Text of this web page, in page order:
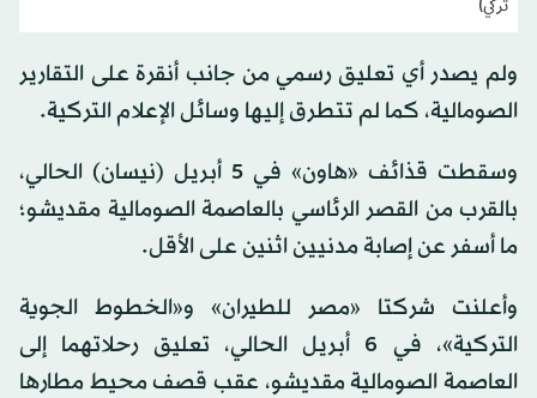
تركي)
ولم يصدر أي تعليق رسمي من جانب أنقرة على التقارير
الصومالية، كما لم تتطرق إليها وسائل الإعلام التركية.
وسقطت قذائف «هاون» في 5 أبريل (نيسان) الحالي،
بالقرب من القصر الرئاسي بالعاصمة الصومالية مقديشو؛
ما أسفر عن إصابة مدنيين اثنين على الأقل.
وأعلنت شركتا «مصر للطيران» و«الخطوط الجوية
التركية»، في 6 أبريل الحالي، تعليق رحلاتهما إلى
العاصمة الصومالية مقديشو، عقب قصف محيط مطارها